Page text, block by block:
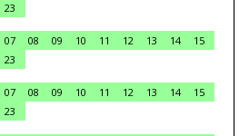
23
07 08 09 10 11 12 13 14
15
23
07 08 09 10 11 12 13 14
15
23